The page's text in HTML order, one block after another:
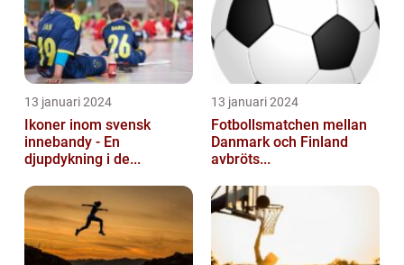
13 januari 2024
Ikoner inom svensk
innebandy - En
djupdykning i de...
13 januari 2024
Fotbollsmatchen mellan
Danmark och Finland
avbröts...